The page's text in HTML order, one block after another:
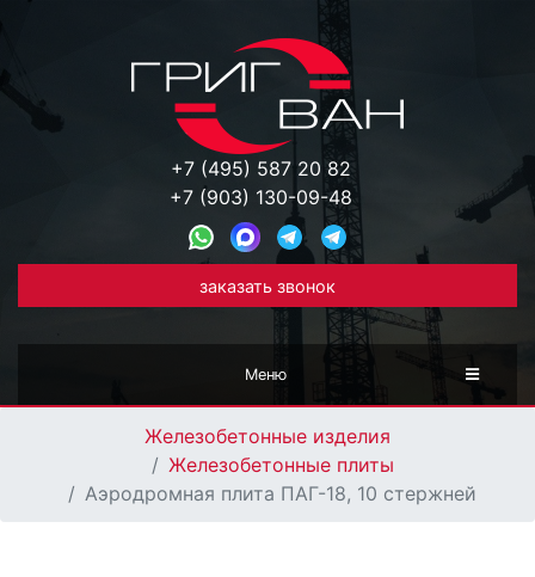
+7 (495) 587 20 82
+7 (903) 130-09-48
заказать звонок
Меню
Железобетонные изделия
Железобетонные плиты
Аэродромная плита ПАГ-18, 10 стержней